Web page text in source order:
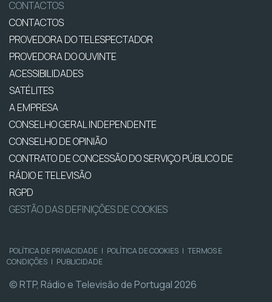
CONTACTOS
CONTACTOS
PROVEDORA DO TELESPECTADOR
PROVEDORA DO OUVINTE
ACESSIBILIDADES
SATÉLITES
A EMPRESA
CONSELHO GERAL INDEPENDENTE
CONSELHO DE OPINIÃO
CONTRATO DE CONCESSÃO DO SERVIÇO PÚBLICO DE
RÁDIO E TELEVISÃO
RGPD
GESTÃO DAS DEFINIÇÕES DE COOKIES
POLÍTICA DE PRIVACIDADE | POLÍTICA DE COOKIES | TERMOS E
CONDIÇÕES | PUBLICIDADE
© RTP, Rádio e Televisão de Portugal 2026